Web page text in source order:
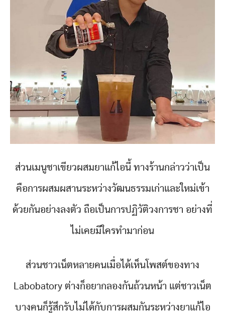
ส่วนเมนูชาเขียวผสมยาแก้ไอนี้ ทางร้านกล่าวว่าเป็น
คือการผสมผสานระหว่างวัฒนธรรมเก่าและใหม่เข้า
ด้วยกันอย่างลงตัว ถือเป็นการปฏิวัติวงการชา อย่างที่
ไม่เคยมีใครทำมาก่อน
ส่วนชาวเน็ตหลายคนเมื่อได้เห็นโพสต์ของทาง
Labobatory ต่างก็อยากลองกันถ้วนหน้า แต่ชาวเน็ต
บางคนก็รู้สึกรับไม่ได้กับการผสมกันระหว่างยาแก้ไอ